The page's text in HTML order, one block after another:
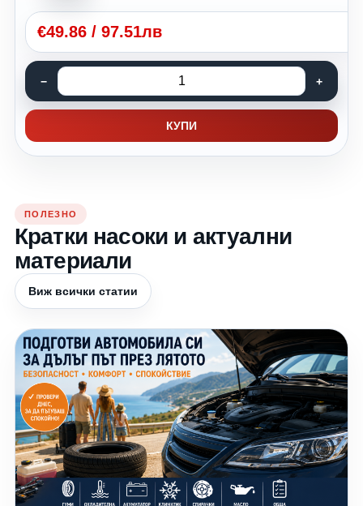
€49.86 / 97.51лв
КУПИ
ПОЛЕЗНО
Кратки насоки и актуални
материали
Виж всички статии